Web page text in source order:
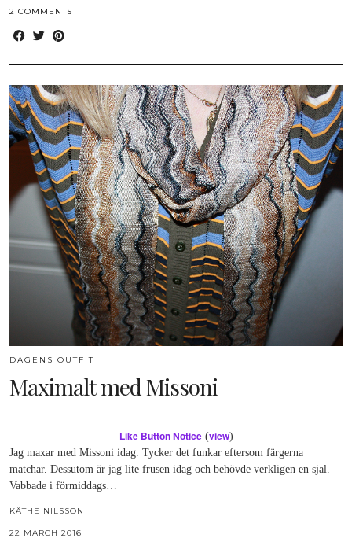
2 COMMENTS
DAGENS OUTFIT
Maximalt med Missoni
Like Button Notice(view)
Jag maxar med Missoni idag. Tycker det funkar eftersom färgerna
matchar. Dessutom är jag lite frusen idag och behövde verkligen en sjal.
Vabbade i förmiddags…
KÄTHE NILSSON
22 MARCH 2016